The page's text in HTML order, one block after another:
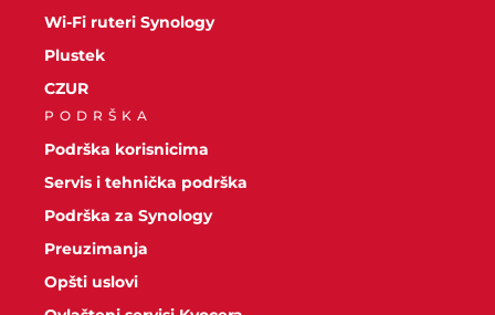
Wi-Fi ruteri Synology
Plustek
CZUR
PODRŠKA
Podrška korisnicima
Servis i tehnička podrška
Podrška za Synology
Preuzimanja
Opšti uslovi